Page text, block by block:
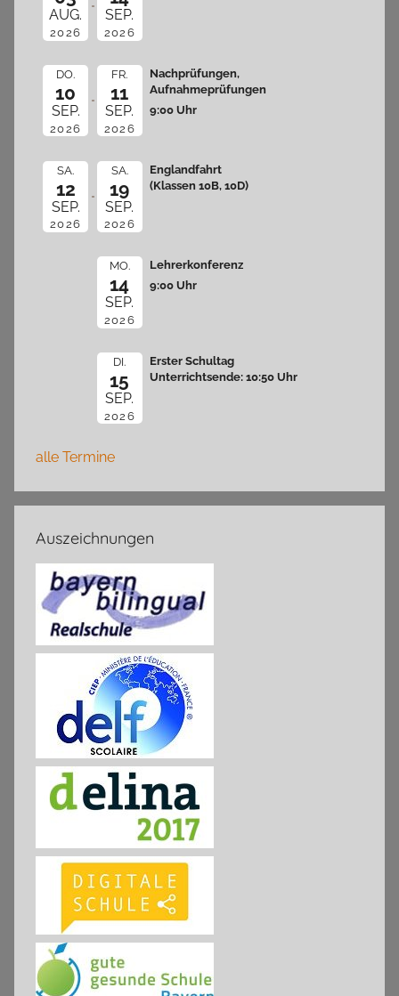
AUG.
2026
SEP.
2026
DO.
10
SEP.
2026
FR.
11
SEP.
2026
Nachprüfungen,
Aufnahmeprüfungen
9:00 Uhr
SA.
12
SEP.
2026
SA.
19
SEP.
2026
Englandfahrt
(Klassen 10B, 10D)
MO.
14
SEP.
2026
Lehrerkonferenz
9:00 Uhr
DI.
15
SEP.
2026
Erster Schultag
Unterrichtsende: 10:50 Uhr
alle Termine
Auszeichnungen